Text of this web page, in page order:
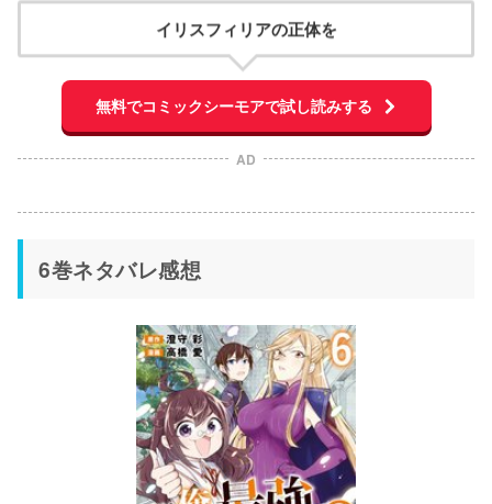
イリスフィリアの正体を
無料でコミックシーモアで試し読みする
AD
6巻ネタバレ感想